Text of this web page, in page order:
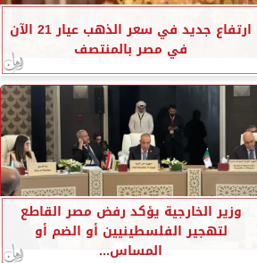
ارتفاع جديد في سعر الذهب عيار 21 الآن
في مصر بالمنتصف
وزير الخارجية يؤكد رفض مصر القاطع
لتهجير الفلسطينيين أو الضم أو
المساس...